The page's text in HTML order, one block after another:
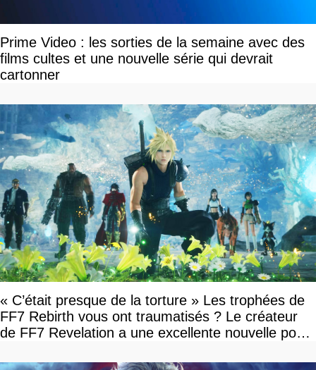
Prime Video : les sorties de la semaine avec des
films cultes et une nouvelle série qui devrait
cartonner
« C’était presque de la torture » Les trophées de
FF7 Rebirth vous ont traumatisés ? Le créateur
de FF7 Revelation a une excellente nouvelle pour